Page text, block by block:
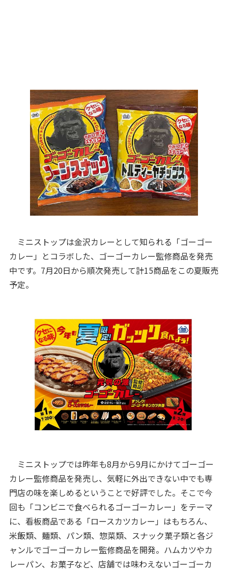
ミニストップは金沢カレーとして知られる「ゴーゴー
カレー」とコラボした、ゴーゴーカレー監修商品を発売
中です。7月20日から順次発売して計15商品をこの夏販売
予定。
ミニストップでは昨年も8月から9月にかけてゴーゴー
カレー監修商品を発売し、気軽に外出できない中でも専
門店の味を楽しめるということで好評でした。そこで今
回も「コンビニで食べられるゴーゴーカレー」をテーマ
に、看板商品である「ロースカツカレー」はもちろん、
米飯類、麺類、パン類、惣菜類、スナック菓子類と各ジ
ャンルでゴーゴーカレー監修商品を開発。ハムカツやカ
レーパン、お菓子など、店舗では味わえないゴーゴーカ